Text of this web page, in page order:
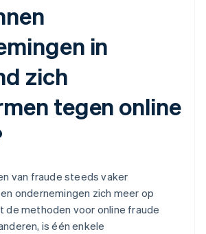
in
zich
tegen online
van fraude steeds vaker
ondernemingen zich meer op
de methoden voor online fraude
is één enkele